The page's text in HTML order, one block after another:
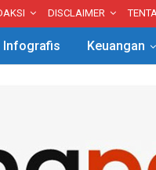
DISCLAIMER
Infografis Keuangan